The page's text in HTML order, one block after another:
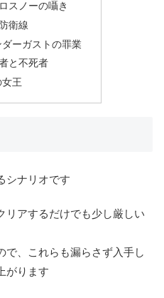
スノーの囁き
衛線
ーガストの罪業
と不死者
王
シナリオです
リアするだけでも少し厳しい
で、これらも漏らさず入手し
がります